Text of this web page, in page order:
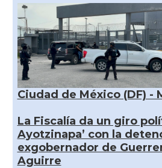
Ciudad de México (DF) -
La Fiscalía da un giro
Ayotzinapa’ con la
exgobernador de
Aguirre